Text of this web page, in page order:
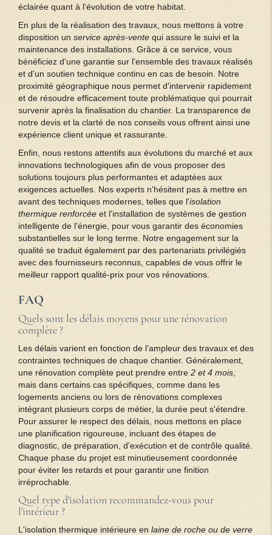
éclairée quant à l'évolution de votre habitat.
En plus de la réalisation des travaux, nous mettons à votre
disposition un service après-vente qui assure le suivi et la
maintenance des installations. Grâce à ce service, vous
bénéficiez d'une garantie sur l'ensemble des travaux réalisés
et d'un soutien technique continu en cas de besoin. Notre
proximité géographique nous permet d'intervenir rapidement
et de résoudre efficacement toute problématique qui pourrait
survenir après la finalisation du chantier. La transparence de
notre devis et la clarté de nos conseils vous offrent ainsi une
expérience client unique et rassurante.
Enfin, nous restons attentifs aux évolutions du marché et aux
innovations technologiques afin de vous proposer des
solutions toujours plus performantes et adaptées aux
exigences actuelles. Nos experts n'hésitent pas à mettre en
avant des techniques modernes, telles que l'isolation
thermique renforcée et l'installation de systèmes de gestion
intelligente de l'énergie, pour vous garantir des économies
substantielles sur le long terme. Notre engagement sur la
qualité se traduit également par des partenariats privilégiés
avec des fournisseurs reconnus, capables de vous offrir le
meilleur rapport qualité-prix pour vos rénovations.
FAQ
Quels sont les délais moyens pour une rénovation
complète ?
Les délais varient en fonction de l'ampleur des travaux et des
contraintes techniques de chaque chantier. Généralement,
une rénovation complète peut prendre entre 2 et 4 mois
mais dans certains cas spécifiques, comme dans les
logements anciens ou lors de rénovations complexes
intégrant plusieurs corps de métier, la durée peut s'étendre.
Pour assurer le respect des délais, nous mettons en place
une planification rigoureuse, incluant des étapes de
diagnostic, de préparation, d'exécution et de contrôle qualité.
Chaque phase du projet est minutieusement coordonnée
pour éviter les retards et pour garantir une finition
irréprochable.
Quel type d'isolation recommandez-vous pour
l'intérieur ?
L'isolation thermique intérieure en laine de roche ou de verre